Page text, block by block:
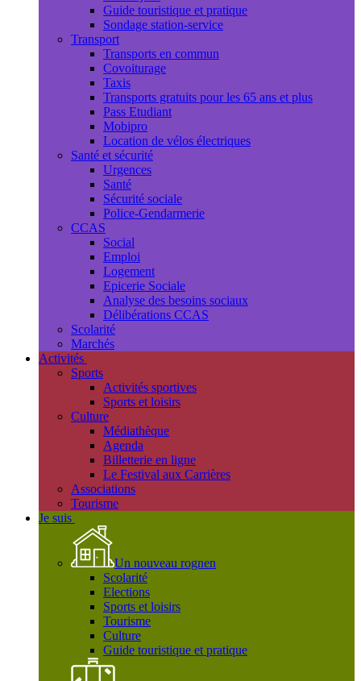
Guide touristique et pratique
Sondage station-service
Transport
Transports en commun
Covoiturage
Taxis
Transports gratuits pour les 65 ans et plus
Pass Etudiant
Mobipro
Location de vélos électriques
Santé et sécurité
Urgences
Santé
Sécurité sociale
Police-Gendarmerie
CCAS
Social
Emploi
Logement
Epicerie Sociale
Analyse des besoins sociaux
Délibérations CCAS
Scolarité
Marchés
Activités
Sports
Activités sportives
Sports et loisirs
Culture
Médiathèque
Agenda
Billetterie en ligne
Le Festival aux Carrières
Associations
Tourisme
Je suis
Un nouveau rognen
Scolarité
Elections
Sports et loisirs
Tourisme
Culture
Guide touristique et pratique